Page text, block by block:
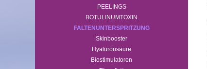
PEELINGS
BOTULINUMTOXIN
FALTENUNTERSPRITZUNG
Skinbooster
Hyaluronsäure
Biostimulatoren